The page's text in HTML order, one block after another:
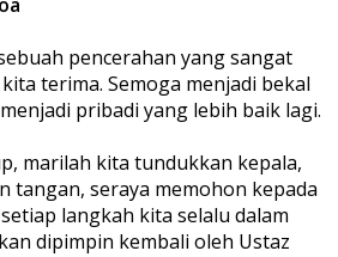
pencerahan yang sangat
terima. Semoga menjadi bekal
pribadi yang lebih baik lagi.
marilah kita tundukkan kepala,
tangan, seraya memohon kepada
langkah kita selalu dalam
dipimpin kembali oleh Ustaz